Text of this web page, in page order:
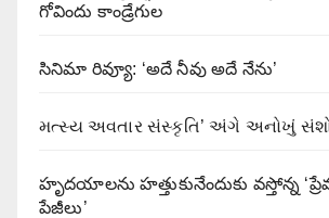
గోవిందు కాండ్రేగుల
సినిమా రివ్యూ: ‘అదే నీవు అదే నేను’
મત્સ્ય અવતાર સંસ્કૃતિ’ અંગે અનોખું
హృదయాలను హత్తుకునేందుకు వస్తోన్న
పేజీలు’